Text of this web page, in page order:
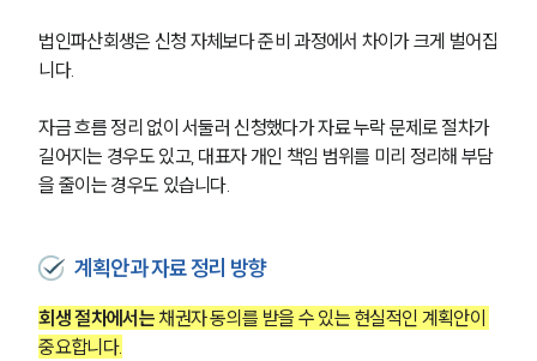
AI대륜
INSIGHT
주요 업무사례
기업 인사이트
법률지식인
고객후기
법인파산회생은 신청 자체보다 준비 과정에서 차이가 크게 벌어집
니다.
자금 흐름 정리 없이 서둘러 신청했다가 자료 누락 문제로 절차가
길어지는 경우도 있고, 대표자 개인 책임 범위를 미리 정리해 부담
을 줄이는 경우도 있습니다.
계획안과 자료 정리 방향
회생 절차에서는 채권자 동의를 받을 수 있는 현실적인 계획안이
중요합니다.